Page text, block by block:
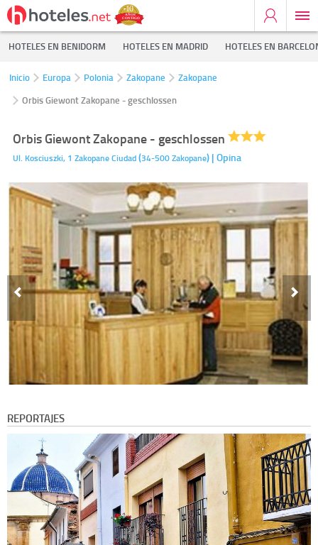
HOTELES EN BENIDORM HOTELES EN MADRID HOTELES EN
Inicio Europa Polonia Zakopane
Zakopane
Orbis Giewont Zakopane - geschlossen
Orbis Giewont Zakopane - geschlossen
Ul. Kosciuszki, 1 Zakopane Ciudad(34-500Zakopane) | Opina
REPORTAJES